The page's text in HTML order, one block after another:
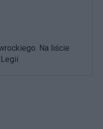
Na liście